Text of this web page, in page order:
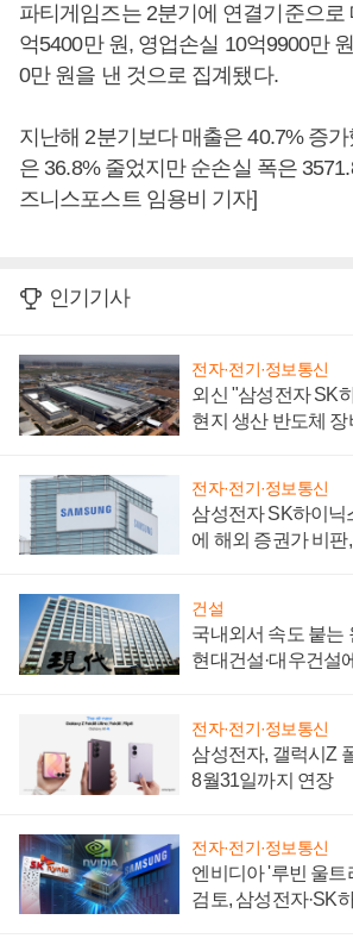
파티게임즈는 2분기에 연결기준으로
억5400만 원, 영업손실 10억9900만
0만 원을 낸 것으로 집계됐다.
지난해 2분기보다 매출은 40.7% 증
은 36.8% 줄었지만 순손실 폭은
즈니스포스트 임용비 기자]
인기기사
전자·전기·정보통신
외신 "삼성전자 SK
현지 생산 반도체
전자·전기·정보통신
삼성전자 SK하이닉
에 해외 증권가 비
건설
국내외서 속도 붙는
현대건설·대우건설
전자·전기·정보통신
삼성전자, 갤럭시Z
8월31일까지 연장
전자·전기·정보통신
엔비디아 '루빈 울트
검토, 삼성전자·SK